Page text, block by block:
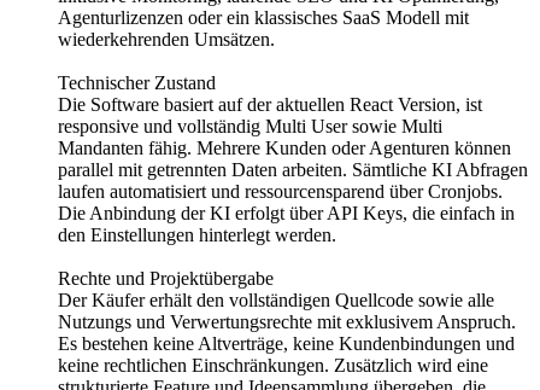
Agenturlizenzen oder ein klassisches SaaS Modell mit
wiederkehrenden Umsätzen.
Technischer Zustand
Die Software basiert auf der aktuellen React Version, ist
responsive und vollständig Multi User sowie Multi
Mandanten fähig. Mehrere Kunden oder Agenturen können
parallel mit getrennten Daten arbeiten. Sämtliche KI Abfragen
laufen automatisiert und ressourcensparend über Cronjobs.
Die Anbindung der KI erfolgt über API Keys, die einfach in
den Einstellungen hinterlegt werden.
Rechte und Projektübergabe
Der Käufer erhält den vollständigen Quellcode sowie alle
Nutzungs und Verwertungsrechte mit exklusivem Anspruch.
Es bestehen keine Altverträge, keine Kundenbindungen und
keine rechtlichen Einschränkungen. Zusätzlich wird eine